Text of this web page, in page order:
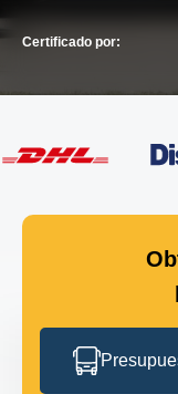
Certificado por: